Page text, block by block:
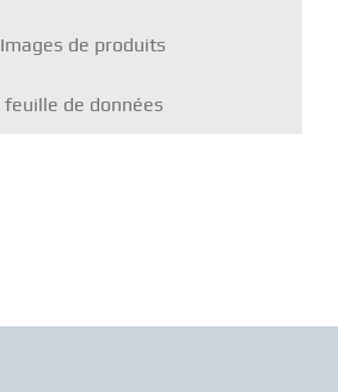
Images de produits
feuille de données